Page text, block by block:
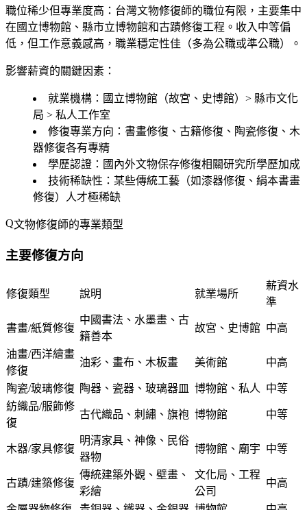
職位稀少但專業度高 ：台灣文物修復師的職位有限，主要集中
在國立博物館、縣市立博物館和古蹟修復工程。收入中等偏
低，但工作意義感高，職業穩定性佳（多為公職或準公職）。
影響薪資的關鍵因素：
就業機構 ：國立博物館（故宮、史博館）> 縣市文化
局 > 私人工作室
修復專業方向 ：書畫修復、古籍修復、陶瓷修復、木
器修復各有專精
學歷認證 ：國內外文物保存修復相關研究所學歷加成
技術稀缺性 ：某些傳統工藝（如漆器修復、絹本書畫
修復）人才極稀缺
文物修復師的專業類型
主要修復方向
修復類型 說明 就業場所
薪資水
準
書畫/紙質修復
中國書法、水墨畫、古
籍善本
故宮、史博館 中高
油畫/西洋繪畫
修復
油彩、畫布、木板畫 美術館 中高
陶瓷/玻璃修復 陶器、瓷器、玻璃器皿 博物館、私人
中等
紡織品/服飾修
復
古代織品、刺繡、旗袍 博物館 中等
木器/家具修復
明清家具、神像、民俗
器物
博物館、廟宇 中等
古蹟/建築修復
傳統建築外觀、壁畫、
彩繪
文化局、工程
公司
中高